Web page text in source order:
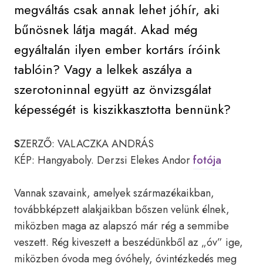
megváltás csak annak lehet jóhír, aki
bűnösnek látja magát. Akad még
egyáltalán ilyen ember kortárs íróink
tablóin? Vagy a lelkek aszálya a
szerotoninnal együtt az önvizsgálat
képességét is kiszikkasztotta bennünk?
SZERZŐ: VALACZKA ANDRÁS
KÉP: Hangyaboly. Derzsi Elekes Andorfotója
Vannak szavaink, amelyek származékaikban,
továbbképzett alakjaikban bőszen velünk élnek,
miközben maga az alapszó már rég a semmibe
veszett. Rég kiveszett a beszédünkből az „óv” ige,
miközben óvoda meg óvóhely, óvintézkedés meg